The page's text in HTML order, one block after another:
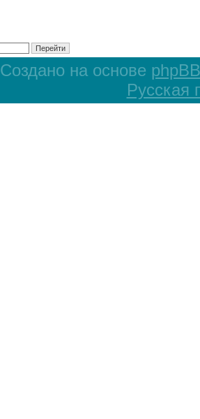
Создано на основе phpBB
Русская